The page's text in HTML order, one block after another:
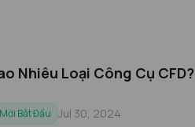
Nhiêu Loại Công Cụ CFD?
Bắt Đầu Jul 30, 2024